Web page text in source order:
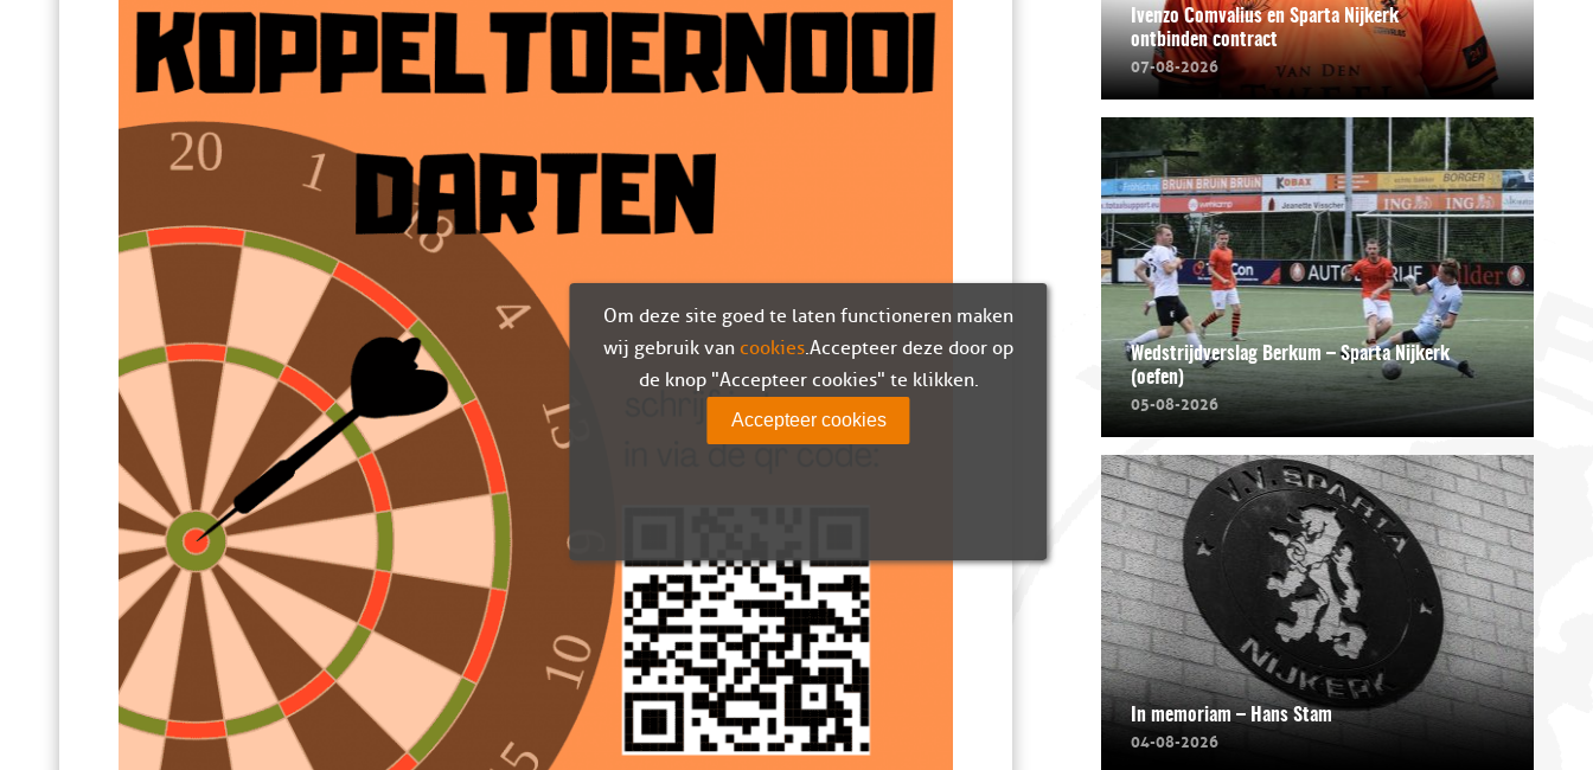
Ivenzo Comvalius en Sparta Nijkerk
ontbinden contract
07-08-2026
Wedstrijdverslag Berkum – Sparta Nijkerk
(oefen)
05-08-2026
In memoriam – Hans Stam
04-08-2026
Om deze site goed te laten functioneren maken
wij gebruik van cookies. Accepteer deze door op
de knop "Accepteer cookies" te klikken.
Accepteer cookies